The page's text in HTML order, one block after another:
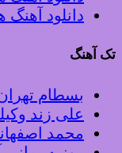
دانلود
تک آهنگ
بسطام
علی زند
محمد